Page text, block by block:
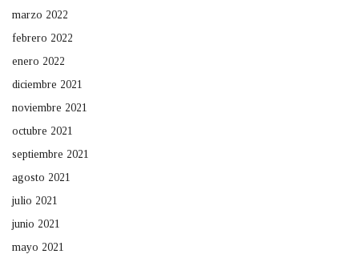
marzo 2022
febrero 2022
enero 2022
diciembre 2021
noviembre 2021
octubre 2021
septiembre 2021
agosto 2021
julio 2021
junio 2021
mayo 2021